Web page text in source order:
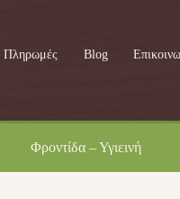
Πληρωμές Blog
Φροντίδα – Υγιεινή